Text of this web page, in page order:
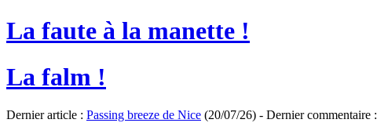
La faute à la manette !
La falm !
Dernier article : Passing breeze de Nice (20/07/26) - Dernier commentaire :